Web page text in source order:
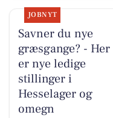
JOBNYT
Savner du nye
græsgange? - Her
er nye ledige
stillinger i
Hesselager og
omegn